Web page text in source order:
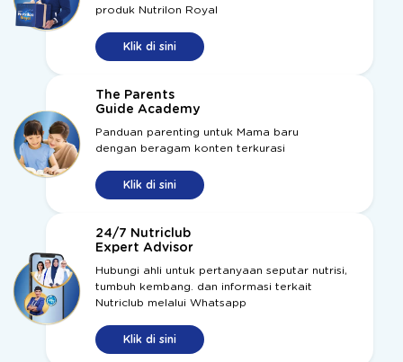
produk Nutrilon Royal
Klik di sini
The Parents
Guide Academy
Panduan parenting untuk Mama baru
dengan beragam konten terkurasi
Klik di sini
24/7 Nutriclub
Expert Advisor
Hubungi ahli untuk pertanyaan seputar nutrisi,
tumbuh kembang. dan informasi terkait
Nutriclub melalui Whatsapp
Klik di sini